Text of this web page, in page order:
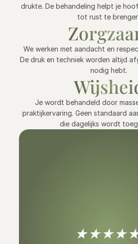
drukte. De behandeling helpt je
tot rust te
We werken met aandacht en
De druk en techniek worden altijd
nodig hebt.
Je wordt behandeld door
praktijkervaring. Geen standaard
die dagelijks wordt